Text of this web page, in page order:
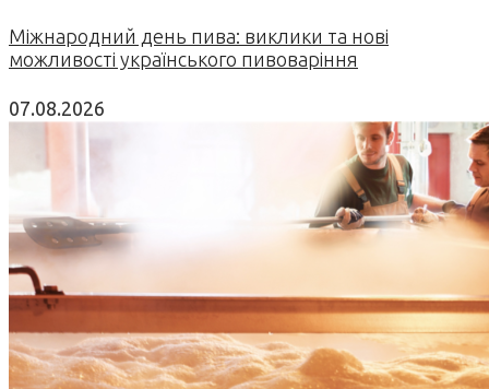
Міжнародний день пива: виклики та нові
можливості українського пивоваріння
07.08.2026